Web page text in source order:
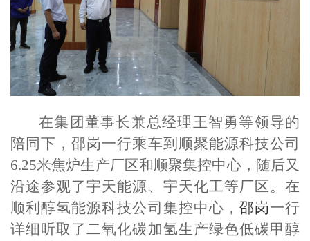
在集团董事长兼总经理王智勇等领导的
陪同下，邵岗一行乘车到顺聚能源科技公司
6.25米焦炉生产厂区和顺聚集控中心，随后又
沿途参观了宇天能源、宇天化工等厂区。在
顺利醇氢能源科技公司集控中心， 邵岗一行
详细听取了二氧化碳加氢生产绿色低碳甲醇